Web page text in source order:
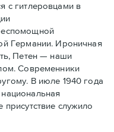
с гитлеровцами в
Германии. Ироничная
Петен — наши
Современники
В июле 1940 года
служило